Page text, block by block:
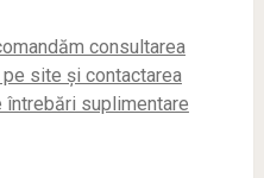
consultarea
site și contactarea
suplimentare